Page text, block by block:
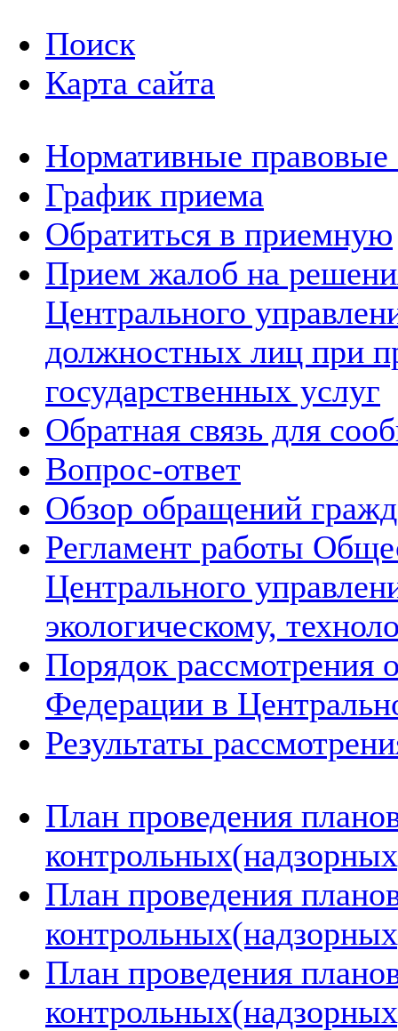
Поиск
Карта сайта
Нормативные правовые
График приема
Обратиться в приемную
Прием жалоб на
Центрального
должностных лиц при
государственных услуг
Обратная связь для
Вопрос-ответ
Обзор обращений
Регламент работы
Центрального
экологическому,
Порядок рассмотрения
Федерации в
Результаты
План проведения
План проведения
План проведения